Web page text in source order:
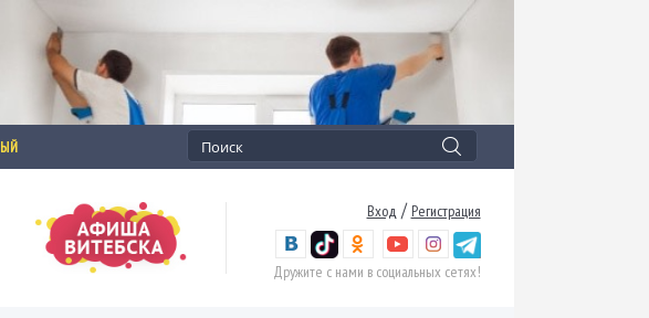
Вход / Регистрация
Дружите с нами в социальных сетях!